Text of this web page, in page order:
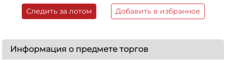
Следить за лотом Добавить в избранное
Информация о предмете торгов